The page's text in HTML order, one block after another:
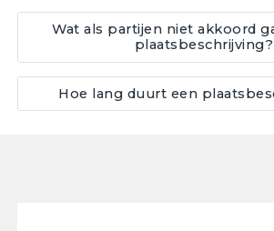
Wat als partijen niet akkoord
plaatsbeschrijving?
Hoe lang duurt een